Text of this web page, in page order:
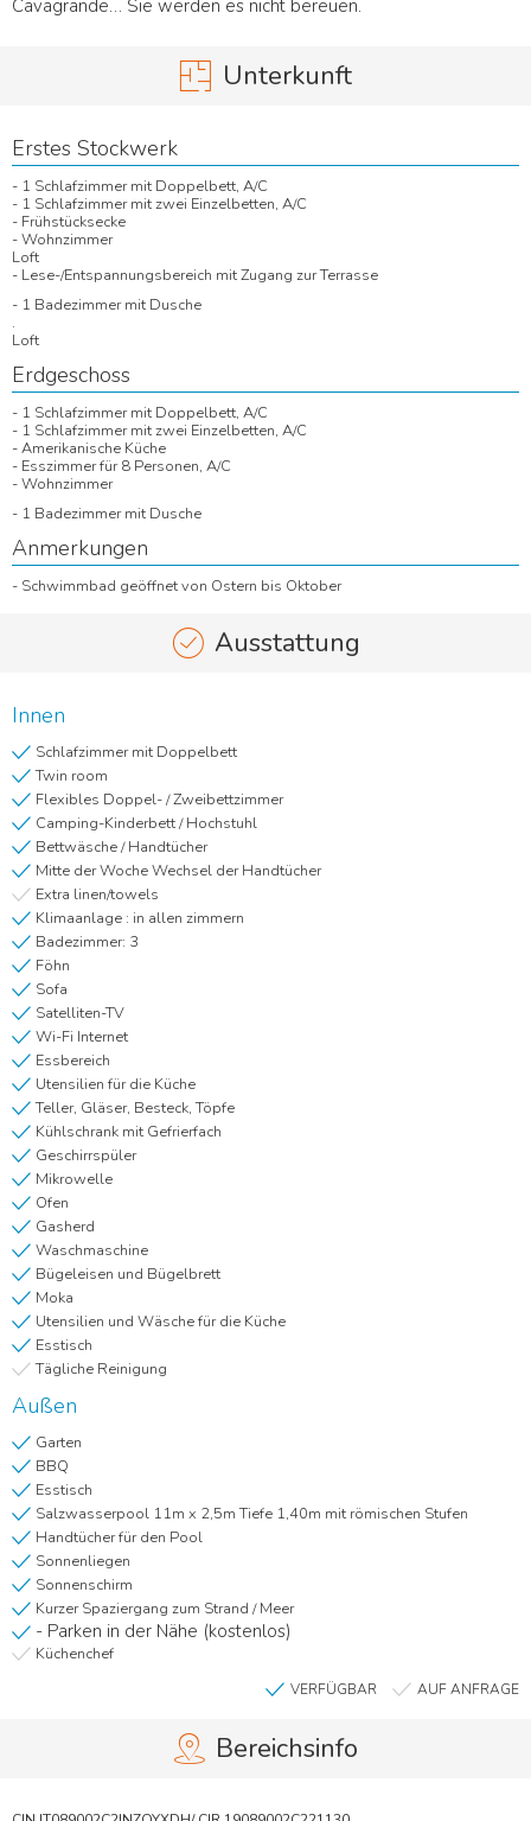
Cavagrande… Sie werden es nicht bereuen.
Unterkunft
Erstes Stockwerk
- 1 Schlafzimmer mit Doppelbett, A/C
- 1 Schlafzimmer mit zwei Einzelbetten, A/C
- Frühstücksecke
- Wohnzimmer
Loft
- Lese-/Entspannungsbereich mit Zugang zur Terrasse
- 1 Badezimmer mit Dusche
.
Loft
Erdgeschoss
- 1 Schlafzimmer mit Doppelbett, A/C
- 1 Schlafzimmer mit zwei Einzelbetten, A/C
- Amerikanische Küche
- Esszimmer für 8 Personen, A/C
- Wohnzimmer
- 1 Badezimmer mit Dusche
Anmerkungen
- Schwimmbad geöffnet von Ostern bis Oktober
Ausstattung
Innen
Schlafzimmer mit Doppelbett
Twin room
Flexibles Doppel- / Zweibettzimmer
Camping-Kinderbett / Hochstuhl
Bettwäsche / Handtücher
Mitte der Woche Wechsel der Handtücher
Extra linen/towels
Klimaanlage : in allen zimmern
Badezimmer: 3
Föhn
Sofa
Satelliten-TV
Wi-Fi Internet
Essbereich
Utensilien für die Küche
Teller, Gläser, Besteck, Töpfe
Kühlschrank mit Gefrierfach
Geschirrspüler
Mikrowelle
Ofen
Gasherd
Waschmaschine
Bügeleisen und Bügelbrett
Moka
Utensilien und Wäsche für die Küche
Esstisch
Tägliche Reinigung
Außen
Garten
BBQ
Esstisch
Salzwasserpool 11m x 2,5m Tiefe 1,40m mit römischen Stufen
Handtücher für den Pool
Sonnenliegen
Sonnenschirm
Kurzer Spaziergang zum Strand / Meer
- Parken in der Nähe (kostenlos)
Küchenchef
VERFÜGBAR AUF ANFRAGE
Bereichsinfo